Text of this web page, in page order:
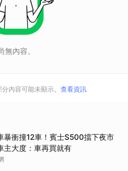
無內容。
內容可能未顯示。 查看資訊
暴衝撞12車！賓士S500擋下夜市
大度：車再買就有